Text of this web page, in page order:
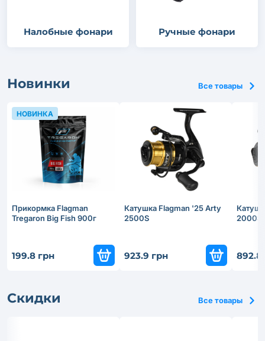
Налобные фонари Ручные фонари
Новинки Все товары
Прикормка Flagman
Tregaron Big Fish 900г
199.8 грн
НОВИНКА
Катушка Flagman '25 Arty
2500S
923.9 грн
2000S
892.8
Скидки Все товары